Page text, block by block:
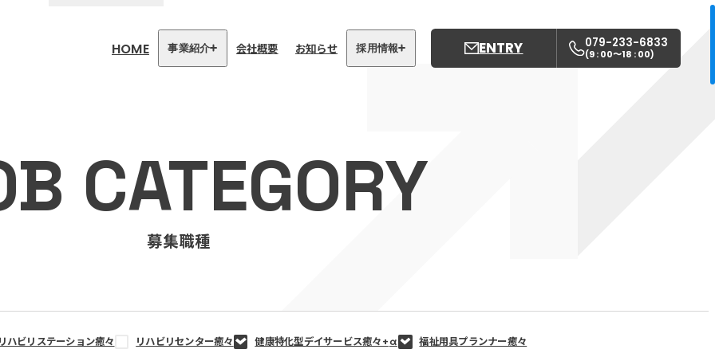
HOME 事業紹介
リハビリセンター癒々
健康特化型デイサービス癒々＋
α
福祉用具プランナー癒々
姫路中央保育園
会社概要 お知らせ 採用情報 ENTRY 079-233-6833
(9 : 00〜18 : 00)
CATEGORY
募集職種
ハビリステーション癒々 リハビリセンター癒々 健康特化型デイサービス癒々+α 福祉用具プランナー癒々